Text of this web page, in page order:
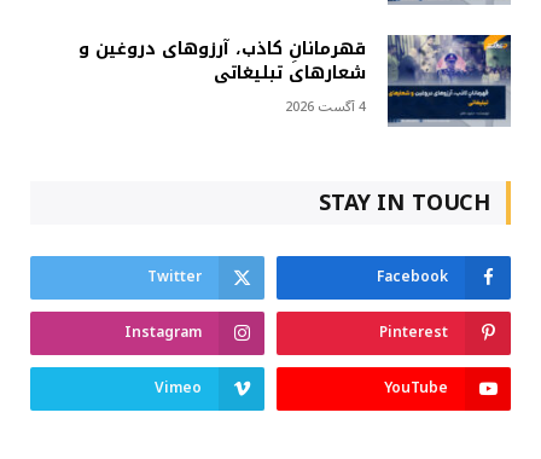
قهرمانانِ کاذب، آرزوهای دروغین و
شعارهای تبلیغاتی
4 آگست 2026
STAY IN TOUCH
Facebook
Twitter
Pinterest
Instagram
YouTube
Vimeo